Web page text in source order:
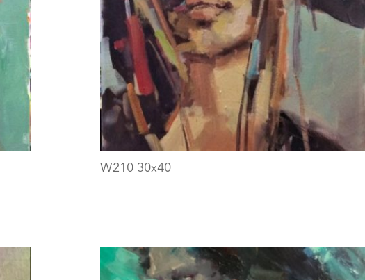
W210 30х40